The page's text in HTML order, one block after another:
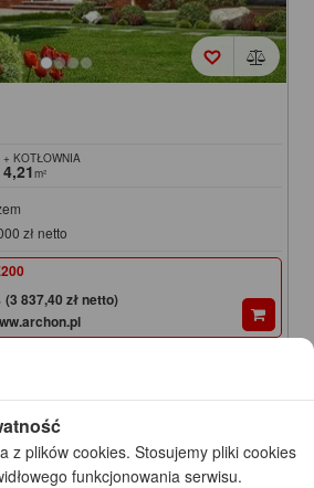
+ KOTŁOWNIA
4,21m²
zł netto
(3 837,40 zł netto)
obniżką
z plików cookies. Stosujemy pliki cookies
funkcjonowania serwisu.